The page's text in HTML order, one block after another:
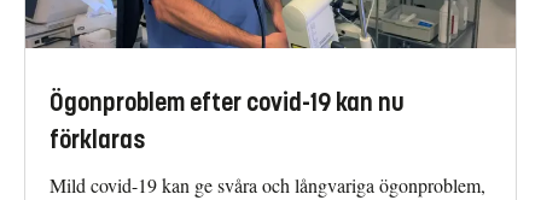
Ögonproblem efter covid-19 kan nu
förklaras
Mild covid-19 kan ge svåra och långvariga ögonproblem,